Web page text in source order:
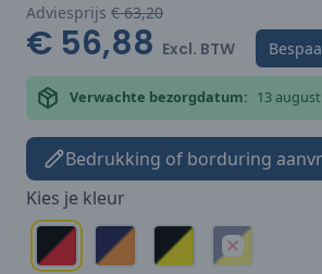
Adviesprijs € 63,20
€ 56,88 Excl. BTW
Verwachte bezorgdatum: 13
Bedrukking of borduring
Kies je kleur